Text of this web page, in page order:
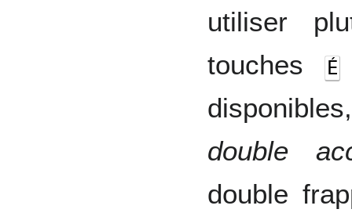
utiliser
touches
É
double
double